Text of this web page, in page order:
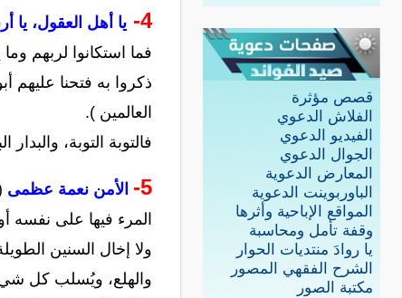
قصص مؤثرة
الفلاش الدعوي
الفيديو الدعوي
الجوال الدعوي
المعارض الدعوية
الباوربوينت الدعوية
المواقع الإباحية وأثرها
وقفة تأمل ومحاسبة
يا روادَ منتديات الحوار
الشرح الفقهي المصور
مكتبة الصور
4- يا أهل العقول، يا
فما استكانوا لربهم
ذكروا به فتحنا عليهم
العالمين ).
فالتوبة التوبة،
5- الأمن نعمة عظمى
المرء فيها على نفسه
ولا إخال السنين
والهلع، ويُسلب كل